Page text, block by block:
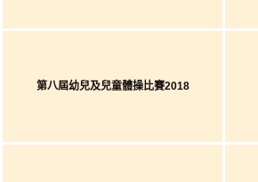
第八屆幼兒及兒童體操比賽2018